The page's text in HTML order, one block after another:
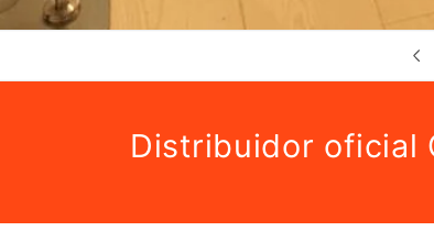
Distribuidor oficial